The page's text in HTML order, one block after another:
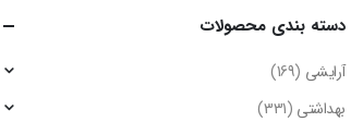
دسته‌ بندی محصولات
آرایشی (169)
بهداشتی (331)